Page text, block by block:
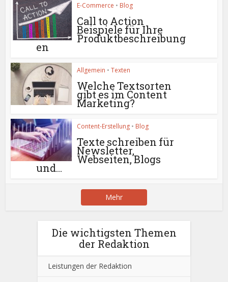
E-Commerce • Blog
Call to Action
Beispiele für Ihre
Produktbeschreibung
en
Allgemein • Texten
Welche Textsorten
gibt es im Content
Marketing?
Content-Erstellung • Blog
Texte schreiben für
Newsletter,
Webseiten, Blogs
und...
Mehr
Die wichtigsten Themen
der Redaktion
Leistungen der Redaktion